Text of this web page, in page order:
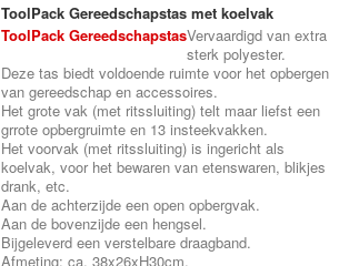
ToolPack Gereedschapstas met koelvak
ToolPack GereedschapstasVervaardigd van extra
sterk polyester.
Deze tas biedt voldoende ruimte voor het opbergen
van gereedschap en accessoires.
Het grote vak (met ritssluiting) telt maar liefst een
grrote opbergruimte en 13 insteekvakken.
Het voorvak (met ritssluiting) is ingericht als
koelvak, voor het bewaren van etenswaren, blikjes
drank, etc.
Aan de achterzijde een open opbergvak.
Aan de bovenzijde een hengsel.
Bijgeleverd een verstelbare draagband.
Afmeting: ca. 38x26xH30cm.